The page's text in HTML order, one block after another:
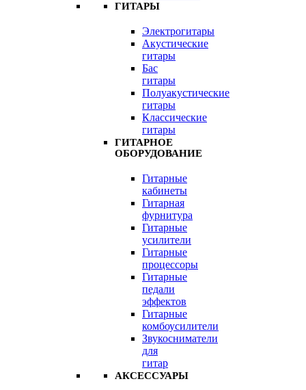
ГИТАРЫ
Электрогитары
Акустические
гитары
Бас
гитары
Полуакустические
гитары
Классические
гитары
ГИТАРНОЕ
ОБОРУДОВАНИЕ
Гитарные
кабинеты
Гитарная
фурнитура
Гитарные
усилители
Гитарные
процессоры
Гитарные
педали
эффектов
Гитарные
комбоусилители
Звукосниматели
для
гитар
АКСЕССУАРЫ